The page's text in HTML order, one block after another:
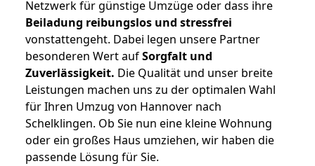
Netzwerk für günstige Umzüge oder dass ihre
Beiladung reibungslos und stressfrei
vonstattengeht. Dabei legen unsere Partner
besonderen Wert aufSorgfalt und
Zuverlässigkeit. Die Qualität und unser breite
Leistungen machen uns zu der optimalen Wahl
für Ihren Umzug von Hannover nach
Schelklingen. Ob Sie nun eine kleine Wohnung
oder ein großes Haus umziehen, wir haben die
passende Lösung für Sie.